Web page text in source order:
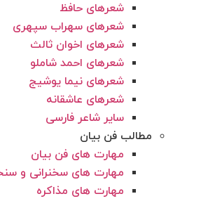
شعرهای حافظ
شعرهای سهراب سپهری
شعرهای اخوان ثالث
شعرهای احمد شاملو
شعرهای نیما یوشیج
شعرهای عاشقانه
سایر شاعر فارسی
مطالب فن بیان
مهارت های فن بیان
مهارت های سخنرانی و
مهارت های مذاکره